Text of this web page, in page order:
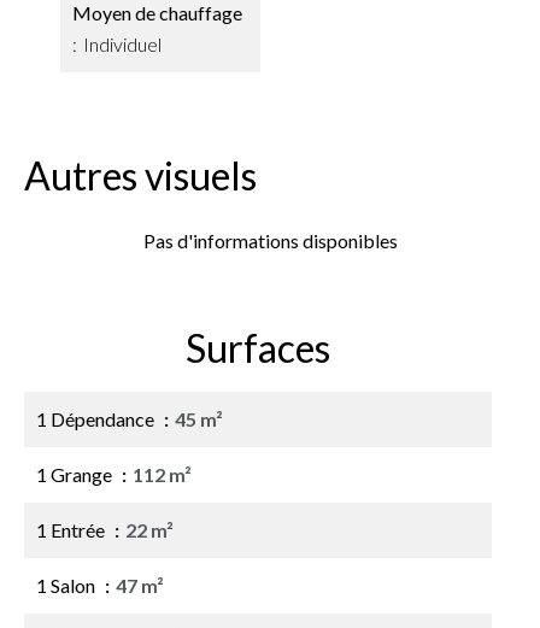
Moyen de chauffage
Individuel
Autres visuels
Pas d'informations disponibles
Surfaces
1 Dépendance 45 m²
1 Grange 112 m²
1 Entrée 22 m²
1 Salon 47 m²